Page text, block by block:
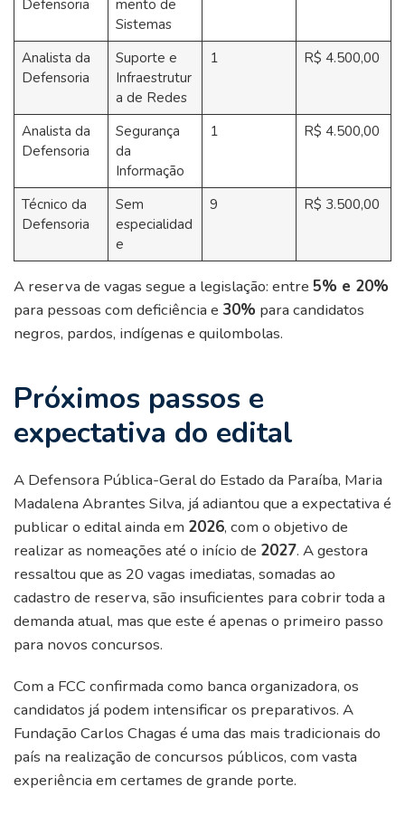
Defensoria
mento de
Sistemas
Analista da
Defensoria
Suporte e
Infraestrutur
a de Redes
1 R$ 4.500,00
Analista da
Defensoria
Segurança
da
Informação
1 R$ 4.500,00
Técnico da
Defensoria
Sem
especialidad
e
9 R$ 3.500,00
A reserva de vagas segue a legislação: entre 5% e 20%
para pessoas com deficiência e 30% para candidatos
negros, pardos, indígenas e quilombolas.
Próximos passos e
expectativa do edital
A Defensora Pública-Geral do Estado da Paraíba, Maria
Madalena Abrantes Silva, já adiantou que a expectativa é
publicar o edital ainda em 2026, com o objetivo de
realizar as nomeações até o início de 2027. A gestora
ressaltou que as 20 vagas imediatas, somadas ao
cadastro de reserva, são insuficientes para cobrir toda a
demanda atual, mas que este é apenas o primeiro passo
para novos concursos.
Com a FCC confirmada como banca organizadora, os
candidatos já podem intensificar os preparativos. A
Fundação Carlos Chagas é uma das mais tradicionais do
país na realização de concursos públicos, com vasta
experiência em certames de grande porte.